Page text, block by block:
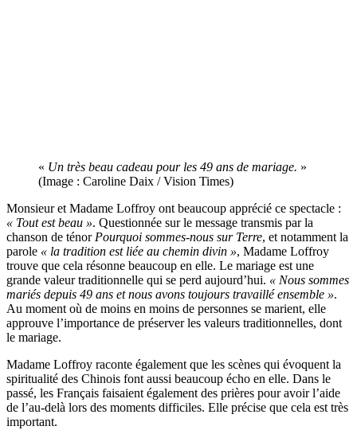
« Un très beau cadeau pour les 49 ans de mariage. »
(Image : Caroline Daix / Vision Times)
Monsieur et Madame Loffroy ont beaucoup apprécié ce spectacle :
« Tout est beau ». Questionnée sur le message transmis par la
chanson de ténor Pourquoi sommes-nous sur Terre, et notamment la
parole « la tradition est liée au chemin divin », Madame Loffroy
trouve que cela résonne beaucoup en elle. Le mariage est une
grande valeur traditionnelle qui se perd aujourd’hui. « Nous sommes
mariés depuis 49 ans et nous avons toujours travaillé ensemble ».
Au moment où de moins en moins de personnes se marient, elle
approuve l’importance de préserver les valeurs traditionnelles, dont
le mariage.
Madame Loffroy raconte également que les scènes qui évoquent la
spiritualité des Chinois font aussi beaucoup écho en elle. Dans le
passé, les Français faisaient également des prières pour avoir l’aide
de l’au-delà lors des moments difficiles. Elle précise que cela est très
important.